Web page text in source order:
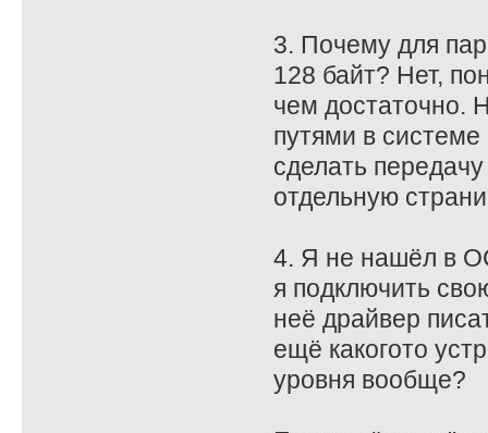
3. Почему для
128 байт? Нет,
чем достаточно.
путями в
сделать
отдельную
4. Я не нашёл в
я подключить
неё драйвер
ещё какогото
уровня вообще?